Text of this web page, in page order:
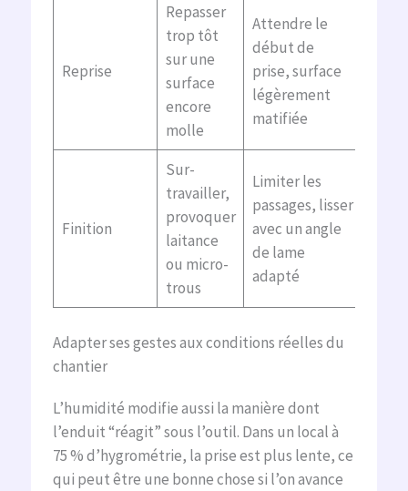
Reprise
Repasser
trop tôt
sur une
surface
encore
molle
Attendre le
début de
prise, surface
légèrement
matifiée
Finition
Sur-
travailler,
provoquer
laitance
ou micro-
trous
Limiter les
passages, lisser
avec un angle
de lame
adapté
Adapter ses gestes aux conditions réelles du
chantier
L’humidité modifie aussi la manière dont
l’enduit “réagit” sous l’outil. Dans un local à
75 % d’hygrométrie, la prise est plus lente, ce
qui peut être une bonne chose si l’on avance